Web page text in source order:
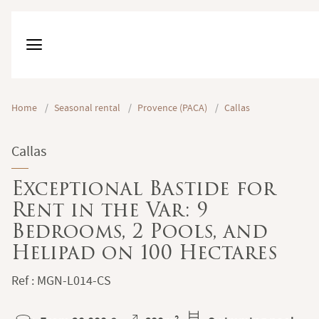
Home / Seasonal rental / Provence (PACA) / Callas
Callas
Exceptional Bastide for
Rent in the Var: 9
Bedrooms, 2 Pools, and
Helipad on 100 Hectares
Ref : MGN-L014-CS